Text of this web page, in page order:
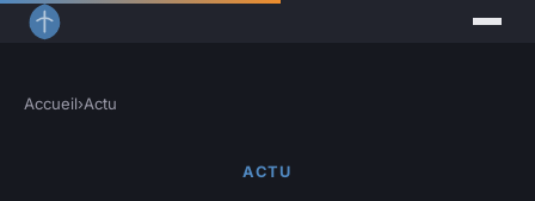
Accueil›Actu
ACTU